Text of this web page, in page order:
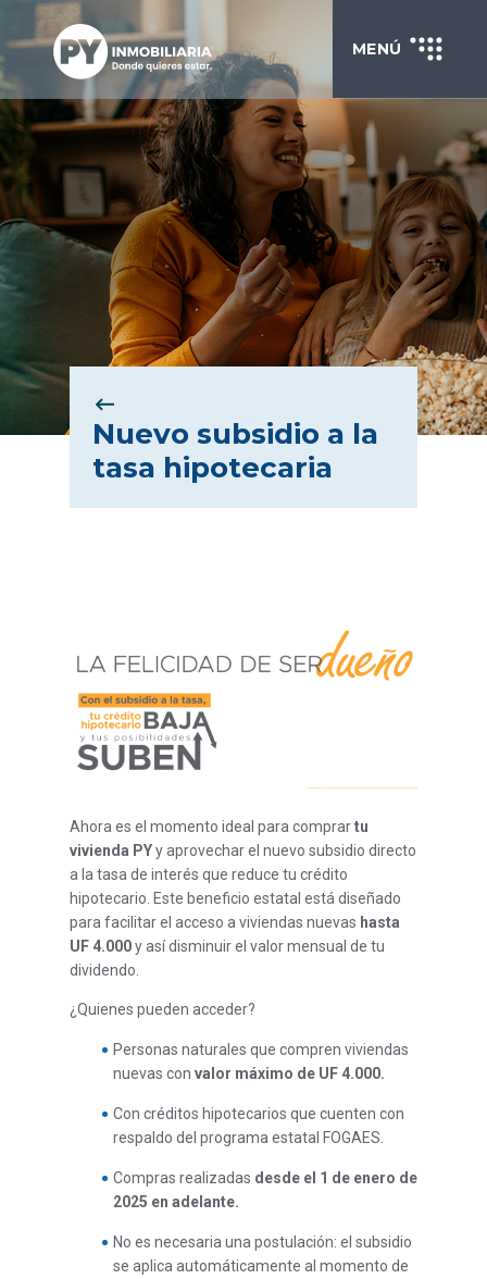
MENÚ
Nuevo subsidio a la
tasa hipotecaria
Ahora es el momento ideal para comprartu
vivienda PYy aprovechar el nuevo subsidio directo
a la tasa de interés que reduce tu crédito
hipotecario. Este beneficio estatal está diseñado
para facilitar el acceso a viviendas nuevas hasta
UF 4.000y así disminuir el valor mensual de tu
dividendo.
¿Quienes pueden acceder?
Personas naturales que compren viviendas
nuevas con valor máximo de UF 4.000.
Con créditos hipotecarios que cuenten con
respaldo del programa estatal FOGAES.
Compras realizadas desde el 1 de enero de
2025 en adelante.
No es necesaria una postulación: el subsidio
se aplica automáticamente al momento de